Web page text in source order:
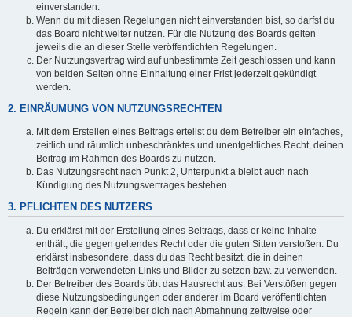
einverstanden.
Wenn du mit diesen Regelungen nicht einverstanden bist, so darfst du
das Board nicht weiter nutzen. Für die Nutzung des Boards gelten
jeweils die an dieser Stelle veröffentlichten Regelungen.
Der Nutzungsvertrag wird auf unbestimmte Zeit geschlossen und kann
von beiden Seiten ohne Einhaltung einer Frist jederzeit gekündigt
werden.
2. EINRÄUMUNG VON NUTZUNGSRECHTEN
Mit dem Erstellen eines Beitrags erteilst du dem Betreiber ein einfaches,
zeitlich und räumlich unbeschränktes und unentgeltliches Recht, deinen
Beitrag im Rahmen des Boards zu nutzen.
Das Nutzungsrecht nach Punkt 2, Unterpunkt a bleibt auch nach
Kündigung des Nutzungsvertrages bestehen.
3. PFLICHTEN DES NUTZERS
Du erklärst mit der Erstellung eines Beitrags, dass er keine Inhalte
enthält, die gegen geltendes Recht oder die guten Sitten verstoßen. Du
erklärst insbesondere, dass du das Recht besitzt, die in deinen
Beiträgen verwendeten Links und Bilder zu setzen bzw. zu verwenden.
Der Betreiber des Boards übt das Hausrecht aus. Bei Verstößen gegen
diese Nutzungsbedingungen oder anderer im Board veröffentlichten
Regeln kann der Betreiber dich nach Abmahnung zeitweise oder